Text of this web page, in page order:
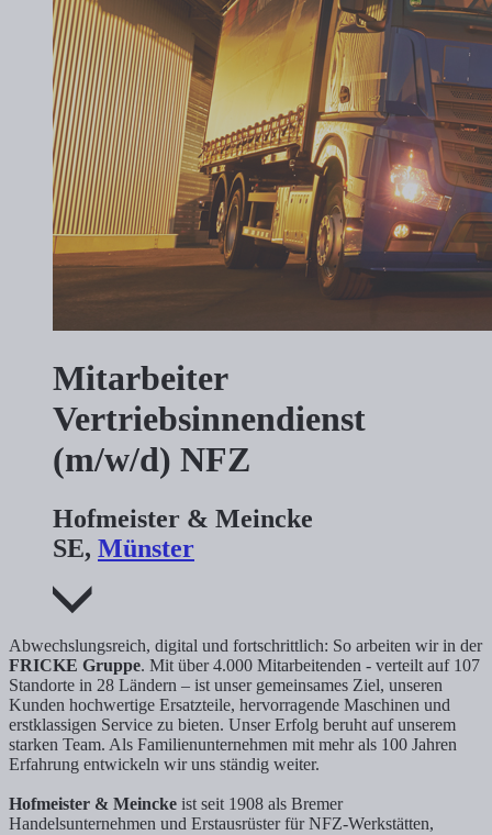
Mitarbeiter
Vertriebsinnendienst
(m/w/d) NFZ
Hofmeister & Meincke
SE, Münster
Abwechslungsreich, digital und fortschrittlich: So arbeiten wir in der
FRICKE Gruppe. Mit über 4.000 Mitarbeitenden - verteilt auf 107
Standorte in 28 Ländern – ist unser gemeinsames Ziel, unseren
Kunden hochwertige Ersatzteile, hervorragende Maschinen und
erstklassigen Service zu bieten. Unser Erfolg beruht auf unserem
starken Team. Als Familienunternehmen mit mehr als 100 Jahren
Erfahrung entwickeln wir uns ständig weiter.
Hofmeister & Meincke ist seit 1908 als Bremer
Handelsunternehmen und Erstausrüster für NFZ-Werkstätten,